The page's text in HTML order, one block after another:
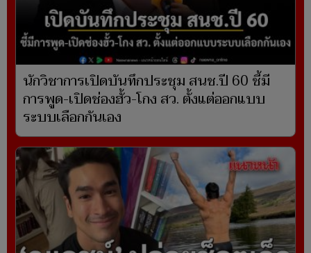
นักวิชาการเปิดบันทึกประชุม สนช.ปี 60 ชี้มี
การพูด-เปิดช่องฮั้ว-โกง สว. ตั้งแต่ออกแบบ
ระบบเลือกกันเอง